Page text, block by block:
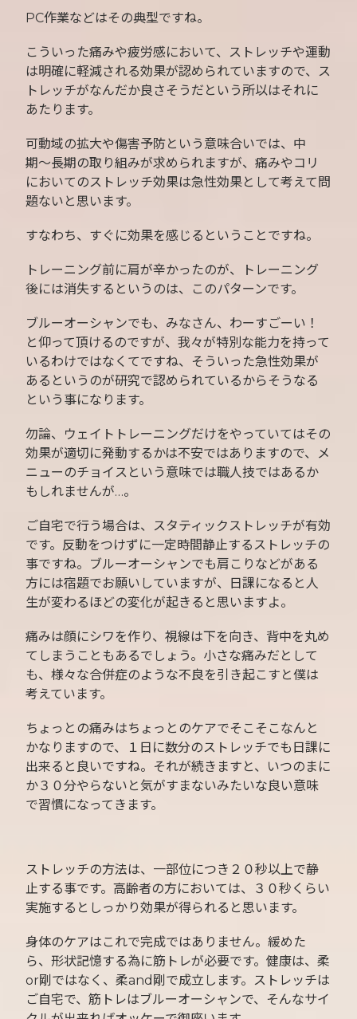
PC作業などはその典型ですね。
こういった痛みや疲労感において、ストレッチや運動
は明確に軽減される効果が認められていますので、ス
トレッチがなんだか良さそうだという所以はそれに
あたります。
可動域の拡大や傷害予防という意味合いでは、中
期〜長期の取り組みが求められますが、痛みやコリ
においてのストレッチ効果は急性効果として考えて問
題ないと思います。
すなわち、すぐに効果を感じるということですね。
トレーニング前に肩が辛かったのが、トレーニング
後には消失するというのは、このパターンです。
ブルーオーシャンでも、みなさん、わーすごーい！
と仰って頂けるのですが、我々が特別な能力を持って
いるわけではなくてですね、そういった急性効果が
あるというのが研究で認められているからそうなる
という事になります。
勿論、ウェイトトレーニングだけをやっていてはその
効果が適切に発動するかは不安ではありますので、メ
ニューのチョイスという意味では職人技ではあるか
もしれませんが…。
ご自宅で行う場合は、スタティックストレッチが有効
です。反動をつけずに一定時間静止するストレッチの
事ですね。ブルーオーシャンでも肩こりなどがある
方には宿題でお願いしていますが、日課になると人
生が変わるほどの変化が起きると思いますよ。
痛みは顔にシワを作り、視線は下を向き、背中を丸め
てしまうこともあるでしょう。小さな痛みだとして
も、様々な合併症のような不良を引き起こすと僕は
考えています。
ちょっとの痛みはちょっとのケアでそこそこなんと
かなりますので、１日に数分のストレッチでも日課に
出来ると良いですね。それが続きますと、いつのまに
か３０分やらないと気がすまないみたいな良い意味
で習慣になってきます。
ストレッチの方法は、一部位につき２０秒以上で静
止する事です。高齢者の方においては、３０秒くらい
実施するとしっかり効果が得られると思います。
身体のケアはこれで完成ではありません。緩めた
ら、形状記憶する為に筋トレが必要です。健康は、柔
or剛ではなく、柔and剛で成立します。ストレッチは
ご自宅で、筋トレはブルーオーシャンで、そんなサイ